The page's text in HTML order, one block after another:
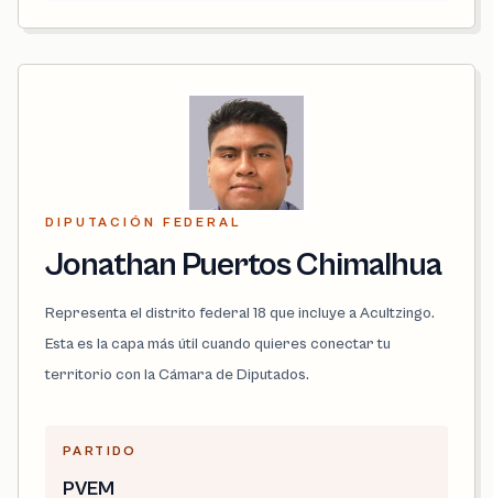
DIPUTACIÓN FEDERAL
Jonathan Puertos Chimalhua
Representa el distrito federal 18 que incluye a Acultzingo.
Esta es la capa más útil cuando quieres conectar tu
territorio con la Cámara de Diputados.
PARTIDO
PVEM